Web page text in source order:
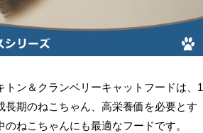
トン＆クランベリーキャットフードは、1
長期のねこちゃん、高栄養価を必要とす
のねこちゃんにも最適なフードです。